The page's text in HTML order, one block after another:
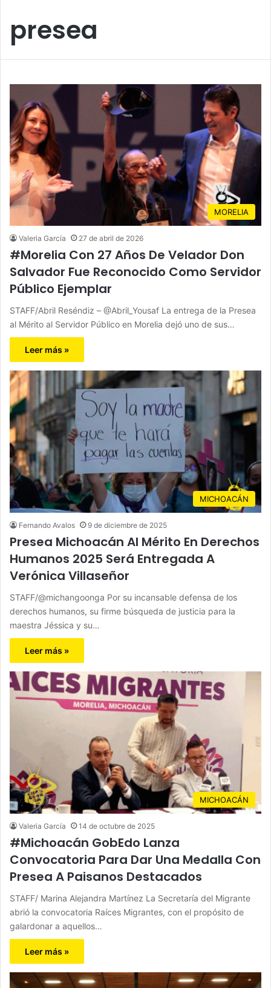
presea
MORELIA
Valeria García 27 de abril de 2026
#Morelia Con 27 Años De Velador Don
Salvador Fue Reconocido Como Servidor
Público Ejemplar
STAFF/Abril Reséndiz – @Abril_Yousaf La entrega de la Presea
al Mérito al Servidor Público en Morelia dejó uno de sus…
Leer más »
MICHOACÁN
Fernando Avalos 9 de diciembre de 2025
Presea Michoacán Al Mérito En Derechos
Humanos 2025 Será Entregada A
Verónica Villaseñor
STAFF/@michangoonga Por su incansable defensa de los
derechos humanos, su firme búsqueda de justicia para la
maestra Jéssica y su…
Leer más »
MICHOACÁN
Valeria García 14 de octubre de 2025
#Michoacán GobEdo Lanza
Convocatoria Para Dar Una Medalla Con
Presea A Paisanos Destacados
STAFF/ Marina Alejandra Martínez La Secretaría del Migrante
abrió la convocatoria Raíces Migrantes, con el propósito de
galardonar a aquellos…
Leer más »